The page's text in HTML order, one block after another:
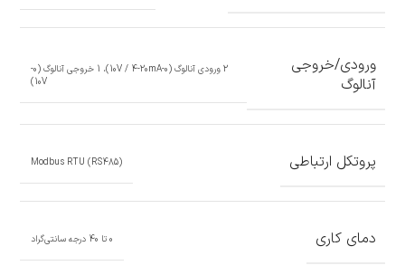
ورودی/خروجی
آنالوگ
2 ورودی آنالوگ (0-10V / 4-20mA)، 1 خروجی آنالوگ (0-
10V)
پروتکل ارتباطی Modbus RTU (RS485)
دمای کاری 0 تا 40 درجه سانتی‌گراد